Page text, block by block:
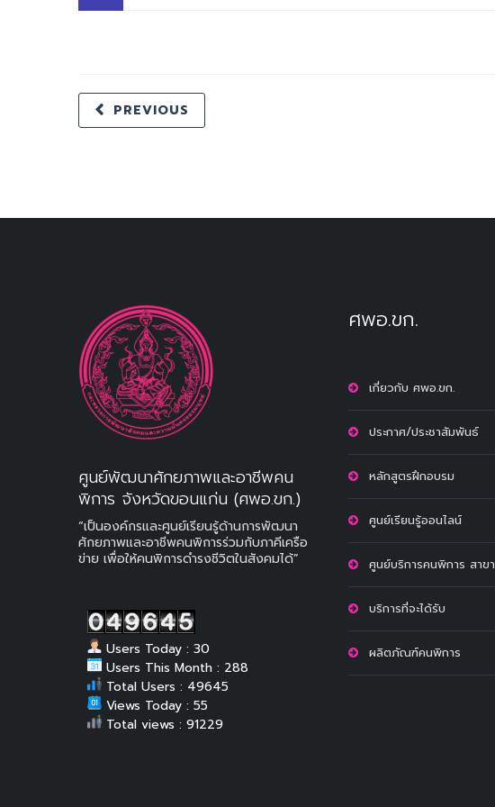
PREVIOUS
ศูนย์พัฒนาศักยภาพและอาชีพคน
พิการ จังหวัดขอนแก่น (ศพอ.ขก.)
“เป็นองค์กรและศูนย์เรียนรู้ด้านการพัฒนา
ศักยภาพและอาชีพคนพิการร่วมกับภาคีเครือ
ข่าย เพื่อให้คนพิการดำรงชีวิตในสังคมได้”
Users Today : 30
Users This Month : 288
Total Users : 49645
Views Today : 55
Total views : 91229
ศพอ.ขก.
เกี่ยวกับ ศพอ.ขก.
ประกาศ/ประชาสัมพันธ์
หลักสูตรฝึกอบรม
ศูนย์เรียนรู้ออนไลน์
ศูนย์บริการคนพิการ สาขา
บริการที่จะได้รับ
ผลิตภัณฑ์คนพิการ